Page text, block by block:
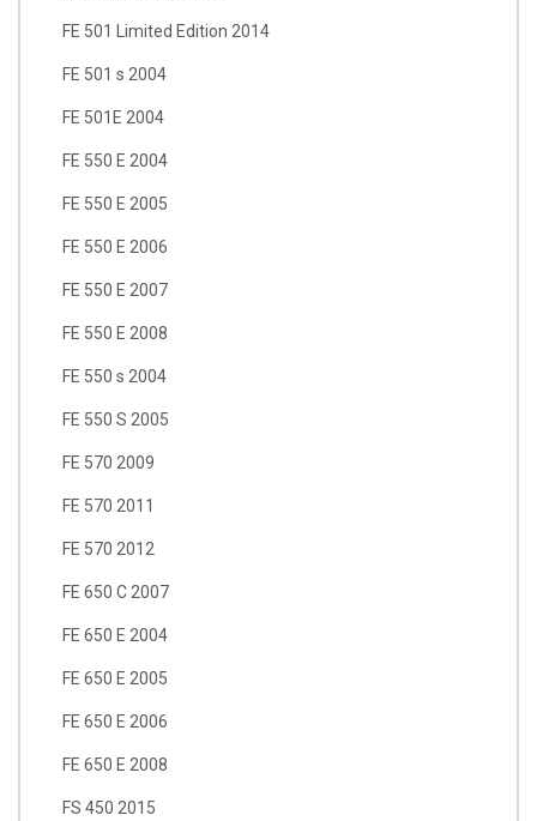
FE 501 Limited Edition 2014
FE 501 s 2004
FE 501E 2004
FE 550 E 2004
FE 550 E 2005
FE 550 E 2006
FE 550 E 2007
FE 550 E 2008
FE 550 s 2004
FE 550 S 2005
FE 570 2009
FE 570 2011
FE 570 2012
FE 650 C 2007
FE 650 E 2004
FE 650 E 2005
FE 650 E 2006
FE 650 E 2008
FS 450 2015